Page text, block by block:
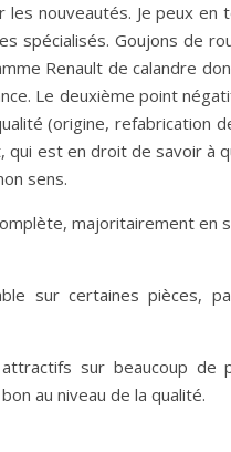
les nouveautés. Je peux
spécialisés. Goujons de
Renault de calandre
Le deuxième point
(origine, refabrication
qui est en droit de savoir à
sens.
majoritairement en
sur certaines pièces,
sur beaucoup de
au niveau de la qualité.